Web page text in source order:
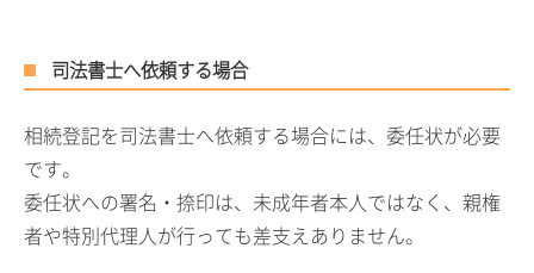
司法書士へ依頼する場合
相続登記を司法書士へ依頼する場合には、委任状が必要
です。
委任状への署名・捺印は、未成年者本人ではなく、親権
者や特別代理人が行っても差支えありません。